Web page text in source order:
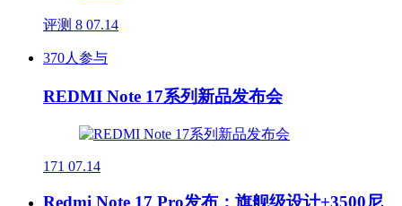
评测 8 07.14
370人参与
REDMI Note 17系列新品发布会
171 07.14